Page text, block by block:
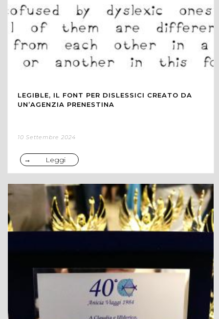
LEGIBLE, IL FONT PER DISLESSICI CREATO DA
UN’AGENZIA PRENESTINA
10 Settembre 2024
Leggi